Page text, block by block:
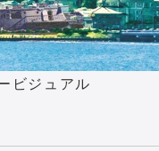
ビジュアル